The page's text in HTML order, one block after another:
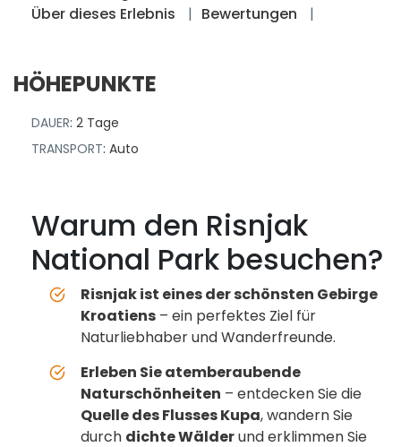
Über dieses Erlebnis
Bewertungen
HÖHEPUNKTE
DAUER: 2 Tage
TRANSPORT: Auto
Warum den Risnjak
National Park besuchen?
Risnjak ist eines der schönsten Gebirge
Kroatiens – ein perfektes Ziel für
Naturliebhaber und Wanderfreunde.
Erleben Sie atemberaubende
Naturschönheiten – entdecken Sie die
Quelle des Flusses Kupa, wandern Sie
durch dichte Wälderund erklimmen Sie